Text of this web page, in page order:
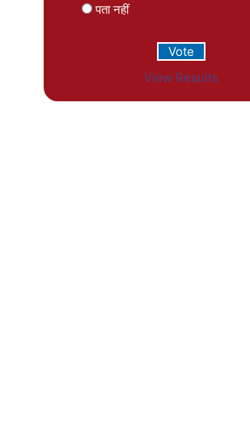
पता नहीं
View Results